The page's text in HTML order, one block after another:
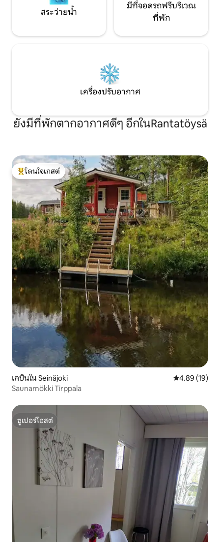
สระว่ายน้ำ
มีที่จอดรถฟรีบริเวณ
ที่พัก
เครื่องปรับอากาศ
ยังมีที่พักตากอากาศดีๆ อีกในRantatöysä
โดนใจเกสต์ที่สุด
โดนใจเกสต์
เคบินใน Seinäjoki คะแนนเฉลี่ย
4.89 (19)
Saunamökki Tirppala
ซูเปอร์โฮสต์
ซูเปอร์โฮสต์